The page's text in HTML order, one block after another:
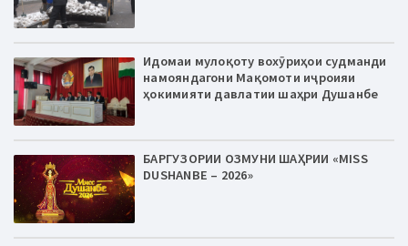
Идомаи мулоқоту вохӯриҳои судманди
намояндагони Мақомоти иҷроияи
ҳокимияти давлатии шаҳри Душанбе
БАРГУЗОРИИ ОЗМУНИ ШАҲРИИ «MISS
DUSHANBE – 2026»